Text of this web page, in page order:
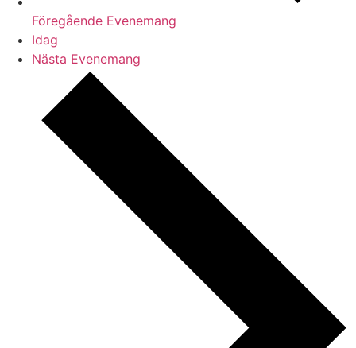
Föregående Evenemang
Idag
Nästa Evenemang